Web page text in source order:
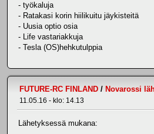
- työkaluja
- Ratakasi korin hiilikuitu jäykisteitä
- Uusia optio osia
- Life vastariakkuja
- Tesla (OS)hehkutulppia
FUTURE-RC FINLAND / Novarossi
11.05.16 - klo: 14.13
Lähetyksessä mukana: